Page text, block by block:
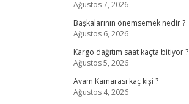
Ağustos 7, 2026
Başkalarının önemsemek nedir ?
Ağustos 6, 2026
Kargo dağıtım saat kaçta bitiyor ?
Ağustos 5, 2026
Avam Kamarası kaç kişi ?
Ağustos 4, 2026